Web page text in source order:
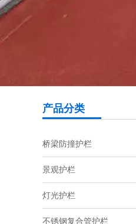
产品分类
桥梁防撞护栏
景观护栏
灯光护栏
不锈钢复合管护栏